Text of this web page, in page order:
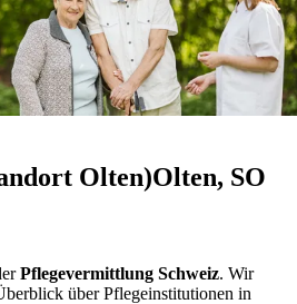
Olten)Olten, SO
Pflegevermittlung Schweiz. Wir
über Pflegeinstitutionen in